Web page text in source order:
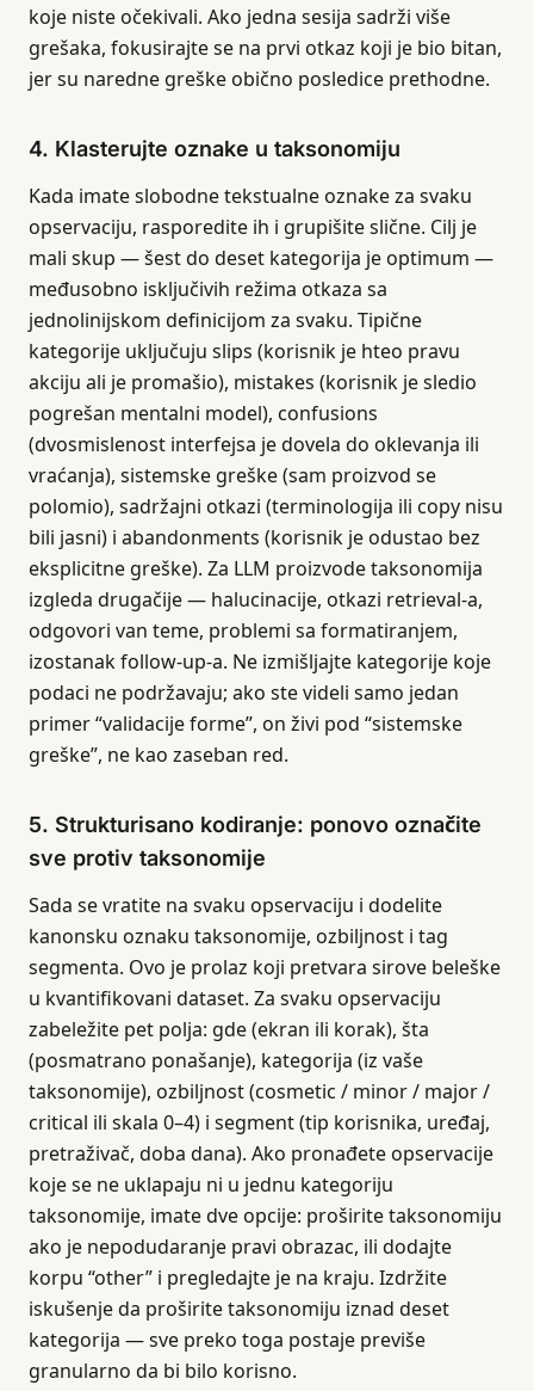
koje niste očekivali. Ako jedna sesija sadrži više
grešaka, fokusirajte se na prvi otkaz koji je bio bitan,
jer su naredne greške obično posledice prethodne.
4. Klasterujte oznake u taksonomiju
Kada imate slobodne tekstualne oznake za svaku
opservaciju, rasporedite ih i grupišite slične. Cilj je
mali skup — šest do deset kategorija je optimum —
međusobno isključivih režima otkaza sa
jednolinijskom definicijom za svaku. Tipične
kategorije uključuju slips (korisnik je hteo pravu
akciju ali je promašio), mistakes (korisnik je sledio
pogrešan mentalni model), confusions
(dvosmislenost interfejsa je dovela do oklevanja ili
vraćanja), sistemske greške (sam proizvod se
polomio), sadržajni otkazi (terminologija ili copy nisu
bili jasni) i abandonments (korisnik je odustao bez
eksplicitne greške). Za LLM proizvode taksonomija
izgleda drugačije — halucinacije, otkazi retrieval-a,
odgovori van teme, problemi sa formatiranjem,
izostanak follow-up-a. Ne izmišljajte kategorije koje
podaci ne podržavaju; ako ste videli samo jedan
primer “validacije forme”, on živi pod “sistemske
greške”, ne kao zaseban red.
5. Strukturisano kodiranje: ponovo označite
sve protiv taksonomije
Sada se vratite na svaku opservaciju i dodelite
kanonsku oznaku taksonomije, ozbiljnost i tag
segmenta. Ovo je prolaz koji pretvara sirove beleške
u kvantifikovani dataset. Za svaku opservaciju
zabeležite pet polja: gde (ekran ili korak), šta
(posmatrano ponašanje), kategorija (iz vaše
taksonomije), ozbiljnost (cosmetic / minor / major /
critical ili skala 0–4) i segment (tip korisnika, uređaj,
pretraživač, doba dana). Ako pronađete opservacije
koje se ne uklapaju ni u jednu kategoriju
taksonomije, imate dve opcije: proširite taksonomiju
ako je nepodudaranje pravi obrazac, ili dodajte
korpu “other” i pregledajte je na kraju. Izdržite
iskušenje da proširite taksonomiju iznad deset
kategorija — sve preko toga postaje previše
granularno da bi bilo korisno.